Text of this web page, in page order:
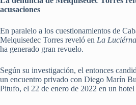
acusaciones
En paralelo a los cuestionamientos de
Melquisedec Torres reveló en La
ha generado gran revuelo.
Según su investigación, el entonces
un encuentro privado con Diego Marín
Pitufo, el 22 de enero de 2022 en un